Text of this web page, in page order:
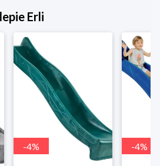
Erli
-4% -4%